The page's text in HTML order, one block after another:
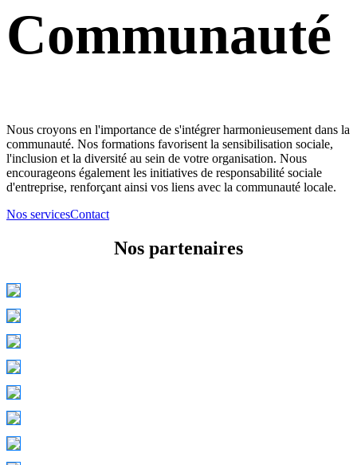
Communauté
Nous croyons en l'importance de s'intégrer harmonieusement dans la
communauté. Nos formations favorisent la sensibilisation sociale,
l'inclusion et la diversité au sein de votre organisation. Nous
encourageons également les initiatives de responsabilité sociale
d'entreprise, renforçant ainsi vos liens avec la communauté locale.
Nos servicesContact
Nos partenaires